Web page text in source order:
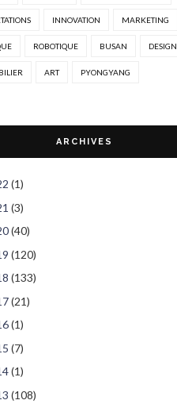
INNOVATION MARKETING
ROBOTIQUE BUSAN DESIGN
ART PYONGYANG
ARCHIVES
(1)
(3)
(40)
(120)
(133)
(21)
(1)
(7)
(1)
(108)